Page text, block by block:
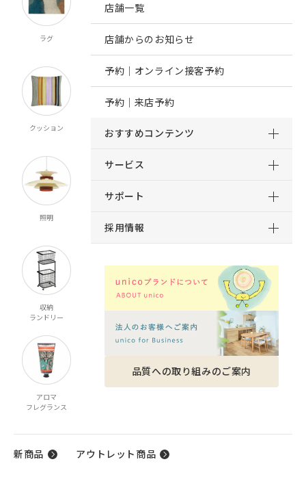
店舗一覧
店舗からのお知らせ
予約｜オンライン接客予約
予約｜来店予約
おすすめコンテンツ
サービス
サポート
採用情報
品質への取り組みのご案内
ラグ
オーダー
既製カーテン
クッション
ブランケット
スロー
マット ルームシューズ
照明
収納
ランドリー
ファッション雑貨
アロマ
フレグランス
新商品 アウトレット商品